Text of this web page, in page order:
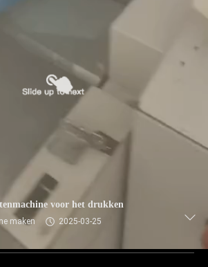
voor het drukken
maken
2025-03-25